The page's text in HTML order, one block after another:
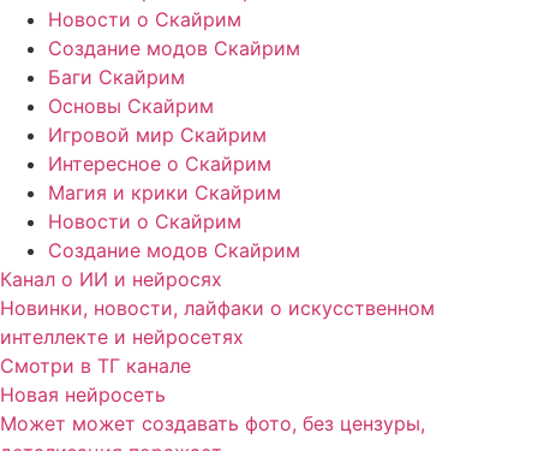
Новости о Скайрим
Создание модов Скайрим
Баги Скайрим
Основы Скайрим
Игровой мир Скайрим
Интересное о Скайрим
Магия и крики Скайрим
Новости о Скайрим
Создание модов Скайрим
Канал о ИИ и нейросях
Новинки, новости, лайфаки о искусственном
интеллекте и нейросетях
Смотри в ТГ канале
Новая нейросеть
Может может создавать фото, без цензуры,